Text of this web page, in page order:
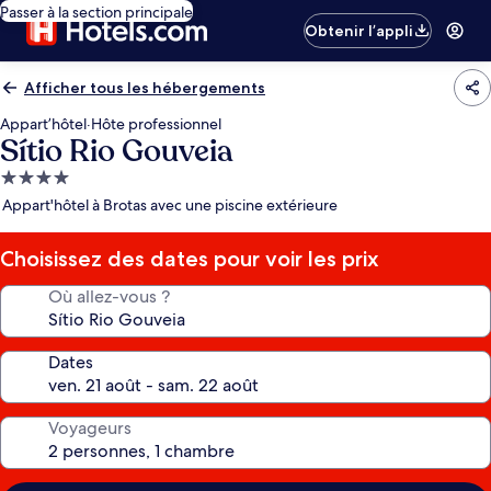
Passer à la section principale
Obtenir l’appli
Afficher tous les hébergements
Appart’hôtel·Hôte professionnel
Sítio Rio Gouveia
Hébergement
4.0 étoiles
Appart'hôtel à Brotas avec une piscine extérieure
Choisissez des dates pour voir les prix
Où allez-vous ?
Dates
Voyageurs